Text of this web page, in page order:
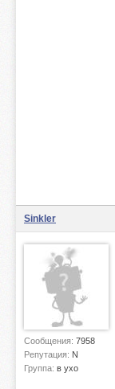
Sinkler
Сообщения: 7958
Репутация: N
Группа: в ухо